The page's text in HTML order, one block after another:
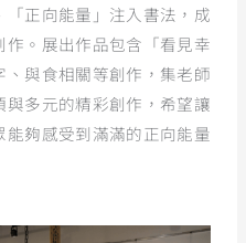
正向能量」注入書法，成
。展出作品包含「看見幸
與食相關等創作，集老師
多元的精彩創作，希望讓
夠感受到滿滿的正向能量